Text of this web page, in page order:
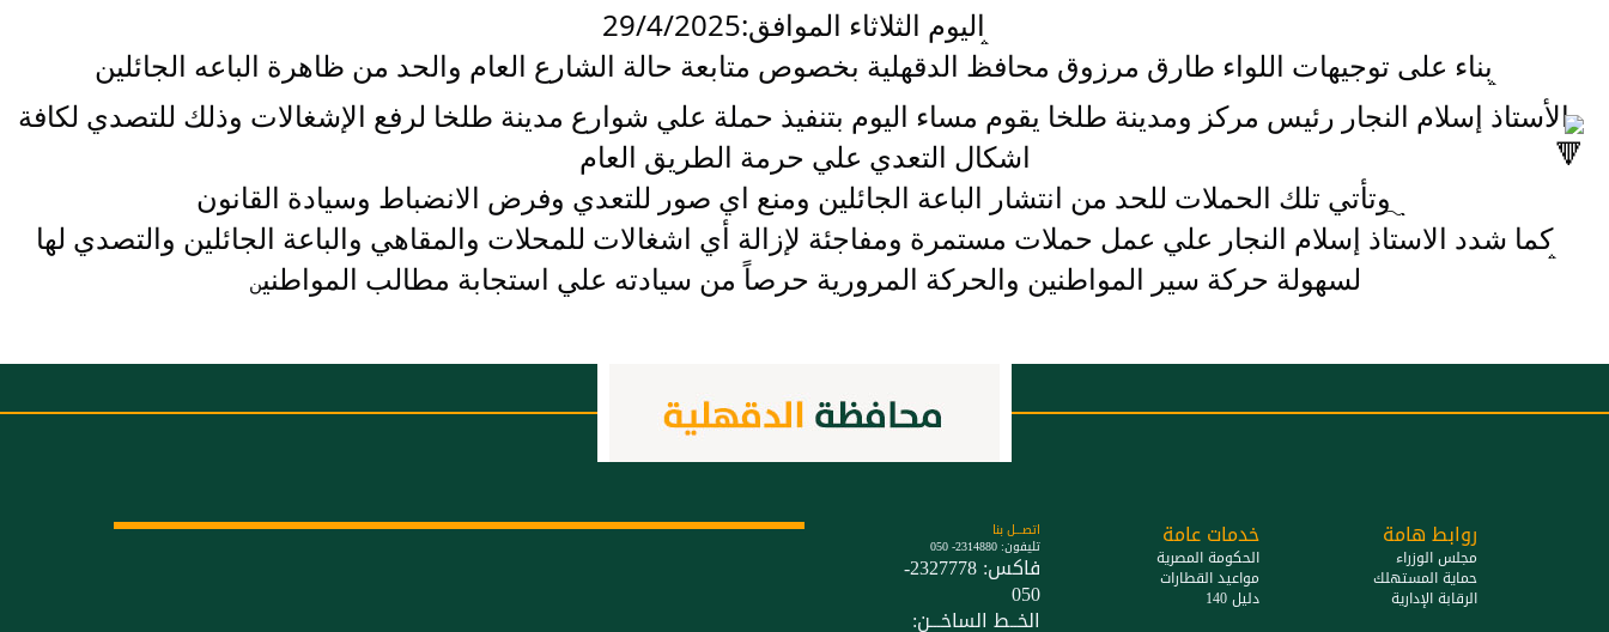
اليوم الثلاثاء الموافق:29/4/2025
بناء على توجيهات اللواء طارق مرزوق محافظ الدقهلية بخصوص متابعة حالة الشارع العام والحد من ظاهرة الباعه الجائلين
الأستاذ إسلام النجار رئيس مركز ومدينة طلخا يقوم مساء اليوم بتنفيذ حملة علي شوارع مدينة طلخا لرفع الإشغالات وذلك للتصدي لكافة
اشكال التعدي علي حرمة الطريق العام
وتأتي تلك الحملات للحد من انتشار الباعة الجائلين ومنع اي صور للتعدي وفرض الانضباط وسيادة القانون
كما شدد الاستاذ إسلام النجار علي عمل حملات مستمرة ومفاجئة لإزالة أي اشغالات للمحلات والمقاهي والباعة الجائلين والتصدي لها
لسهولة حركة سير المواطنين والحركة المرورية حرصاً من سيادته علي استجابة مطالب المواطنين
روابط هامة
مجلس الوزراء
حماية المستهلك
الرقابة الإدارية
خدمات عامة
الحكومة المصرية
مواعيد القطارات
دليل 140
اتصـــل بنا
تليفون: 2314880- 050
فاكس: 2327778-
050
الخــط الساخـــن: